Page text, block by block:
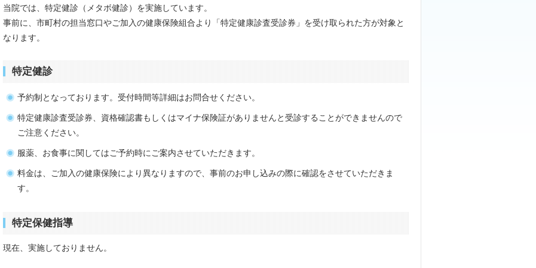
当院では、特定健診（メタボ健診）を実施しています。
事前に、市町村の担当窓口やご加入の健康保険組合より「特定健康診査受診券」を受け取られた方が対象と
なります。
特定健診
予約制となっております。受付時間等詳細はお問合せください。
特定健康診査受診券、資格確認書もしくはマイナ保険証がありませんと受診することができませんので
ご注意ください。
服薬、お食事に関してはご予約時にご案内させていただきます。
料金は、ご加入の健康保険により異なりますので、事前のお申し込みの際に確認をさせていただきま
す。
特定保健指導
現在、実施しておりません。